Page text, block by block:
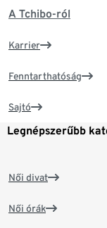
A Tchibo-ról
Karrier
Fenntarthatóság
Sajtó
Legnépszerűbb
Női divat
Női órák